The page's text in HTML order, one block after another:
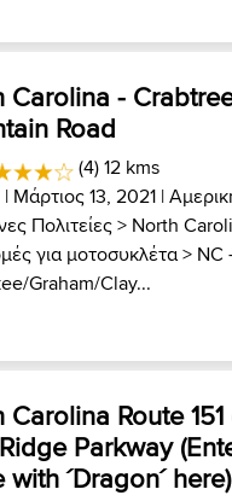
Carolina -
Road
(4) 12 kms
| Μάρτιος 13, 2021 |
Πολιτείες> North
για μοτοσυκλέτα> NC
Graham/Clay...
Carolina Route
Parkway
with ´Dragon´ here)